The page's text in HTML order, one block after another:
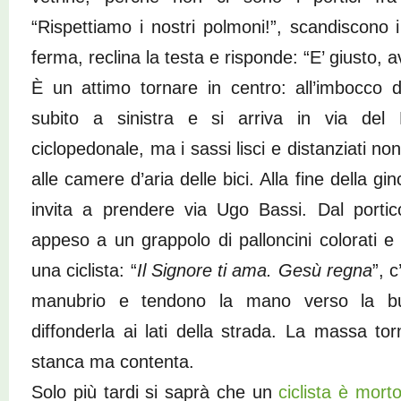
“Rispettiamo i nostri polmoni!”,
ferma, reclina la testa e risponde: “E’ giusto,
È un attimo tornare in centro: all’imbocco
subito a sinistra e si arriva in via del
ciclopedonale, ma i sassi lisci e distanziati
alle camere d’aria delle bici. Alla fine della
invita a prendere via Ugo Bassi. Dal
appeso a un grappolo di palloncini colorati
una ciclista: “Il Signore ti ama. Gesù regna”,
manubrio e tendono la mano verso la
diffonderla ai lati della strada. La massa
stanca ma contenta.
Solo più tardi si saprà che unciclista è